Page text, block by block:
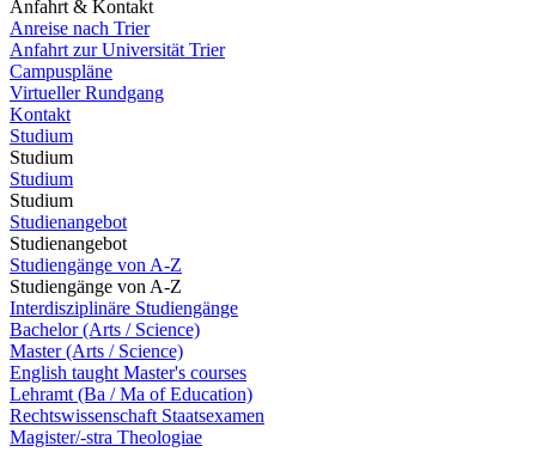
Anfahrt & Kontakt
Anreise nach Trier
Anfahrt zur Universität Trier
Campuspläne
Virtueller Rundgang
Kontakt
Studium
Studium
Studium
Studium
Studienangebot
Studienangebot
Studiengänge von A-Z
Studiengänge von A-Z
Interdisziplinäre Studiengänge
Bachelor (Arts / Science)
Master (Arts / Science)
English taught Master's courses
Lehramt (Ba / Ma of Education)
Rechtswissenschaft Staatsexamen
Magister/-stra Theologiae